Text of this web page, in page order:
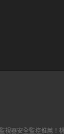
監控推薦